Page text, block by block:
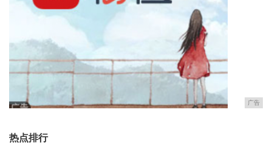
广告
热点排行